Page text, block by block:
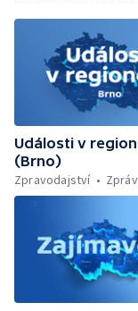
Události v
(Brno)
Zpravodajství